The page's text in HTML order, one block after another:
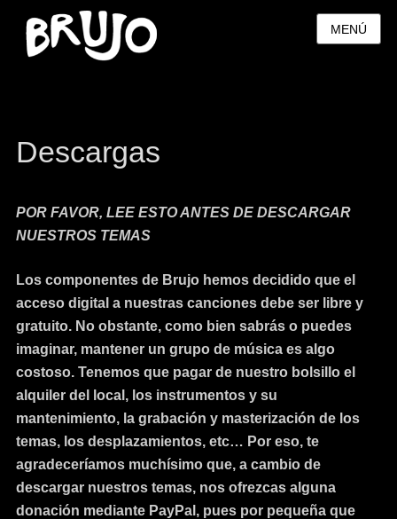
MENÚ
Descargas
POR FAVOR, LEE ESTO ANTES DE DESCARGAR
NUESTROS TEMAS
Los componentes de Brujo hemos decidido que el
acceso digital a nuestras canciones debe ser libre y
gratuito. No obstante, como bien sabrás o puedes
imaginar, mantener un grupo de música es algo
costoso. Tenemos que pagar de nuestro bolsillo el
alquiler del local, los instrumentos y su
mantenimiento, la grabación y masterización de los
temas, los desplazamientos, etc… Por eso, te
agradeceríamos muchísimo que, a cambio de
descargar nuestros temas, nos ofrezcas alguna
donación mediante PayPal, pues por pequeña que